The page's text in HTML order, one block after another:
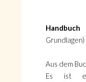
Grundlagen)
Aus dem
Es ist